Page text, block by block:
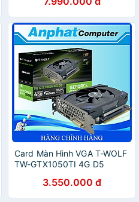
Chính Hãng
Card Màn Hình VGA T-WOLF
TW-GTX1050TI 4G D5
HDMI-DP/2Fan) – Hàng
Chính Hãng
3.550.000 đ